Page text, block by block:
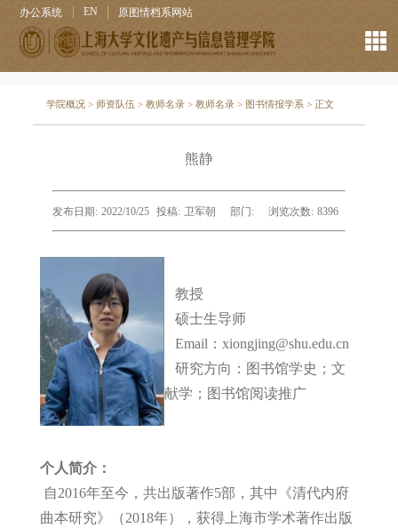
办公系统 EN 原图情档系网站
学院概况 > 师资队伍 >教师名录 >教师名录 > 图书情报学系 > 正文
熊静
发布日期: 2022/10/25 投稿: 卫军朝 部门: 浏览次数: 8396
教授
硕士生导师
Email：xiongjing@shu.edu.cn
研究方向：图书馆学史；文
献学；图书馆阅读推广
个人简介：
自2016年至今，共出版著作5部，其中《清代内府
曲本研究》（2018年），获得上海市学术著作出版